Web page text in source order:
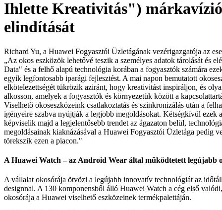
Ihlette Kreativitás")
elindítását
Richard Yu, a Huawei Fogyasztói Üzletágának vezérigazgatója az
„Az okos eszközök lehetővé teszik a személyes adatok tárolását és
Data" és a felhő alapú technológia korában a fogyasztók számára
egyik legfontosabb iparági fejlesztést. A mai napon bemutatott
elkötelezettségét tükrözik aziránt, hogy kreativitást inspiráljon, és
alkosson, amelyek a fogyasztók és környezetük között a
Viselhető okoseszközeink csatlakoztatás és szinkronizálás után a
igényeire szabva nyújtják a legjobb megoldásokat. Kétségkívül ezek
képviselik majd a legjelentősebb trendet az ágazaton belül,
megoldásainak kiaknázásával a Huawei Fogyasztói Üzletága pedig
törekszik ezen a piacon."
A Huawei Watch – az Android Wear által működtetett legújabb
A vállalat okosórája ötvözi a legújabb innovatív technológiát az
designnal. A 130 komponensből álló Huawei Watch a cég első
okosórája a Huawei viselhető eszközeinek termékpalettáján.